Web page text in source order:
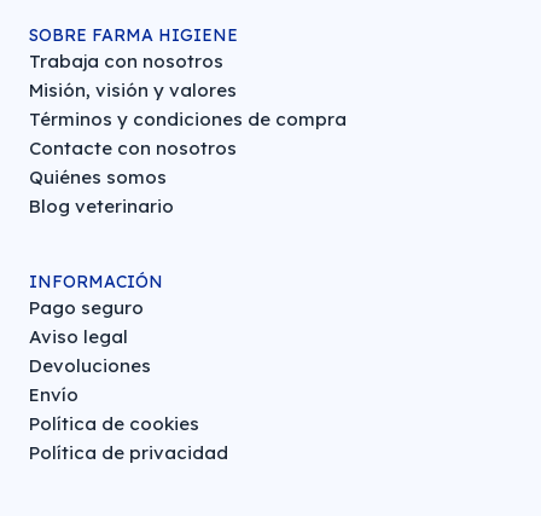
SOBRE FARMA HIGIENE
Trabaja con nosotros
Misión, visión y valores
Términos y condiciones de compra
Contacte con nosotros
Quiénes somos
Blog veterinario
INFORMACIÓN
Pago seguro
Aviso legal
Devoluciones
Envío
Política de cookies
Política de privacidad